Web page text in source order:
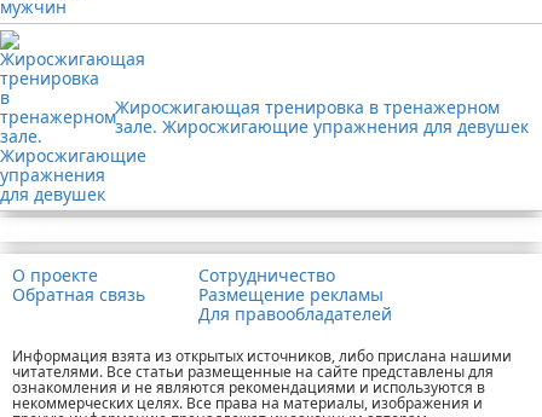
Жиросжигающая тренировка в тренажерном
зале. Жиросжигающие упражнения для девушек
О проекте
Обратная связь
Сотрудничество
Размещение рекламы
Для правообладателей
Информация взята из открытых источников, либо прислана нашими
читателями. Все статьи размещенные на сайте представлены для
ознакомления и не являются рекомендациями и используются в
некоммерческих целях. Все права на материалы, изображения и